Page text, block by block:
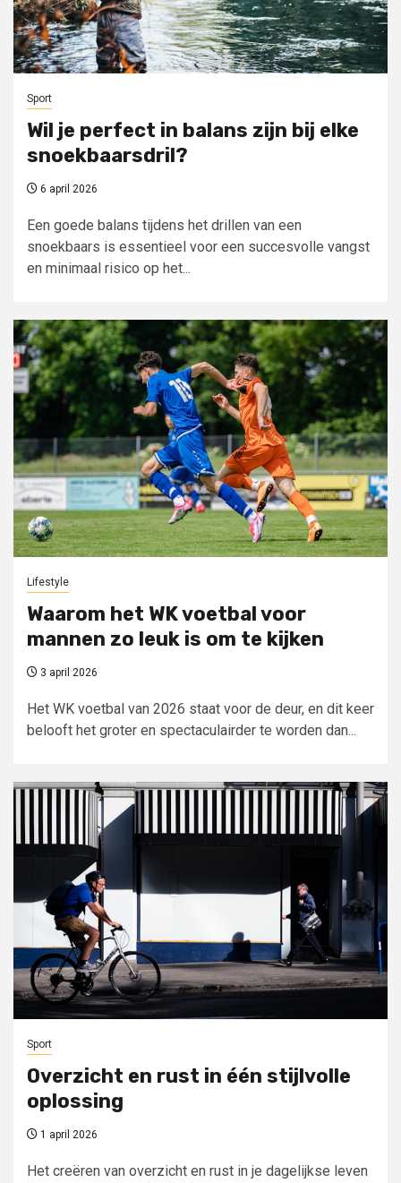
Sport
Wil je perfect in balans zijn bij elke
snoekbaarsdril?
6 april 2026
Een goede balans tijdens het drillen van een
snoekbaars is essentieel voor een succesvolle vangst
en minimaal risico op het...
Lifestyle
Waarom het WK voetbal voor
mannen zo leuk is om te kijken
3 april 2026
Het WK voetbal van 2026 staat voor de deur, en dit keer
belooft het groter en spectaculairder te worden dan...
Sport
Overzicht en rust in één stijlvolle
oplossing
1 april 2026
Het creëren van overzicht en rust in je dagelijkse leven